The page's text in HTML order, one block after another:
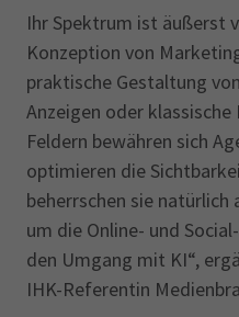
Ihr Spektrum ist äußerst
Konzeption von
praktische Gestaltung
Anzeigen oder
Feldern bewähren sich
optimieren die
beherrschen sie natürlich
um die Online- und
den Umgang mit KI“,
IHK-Referentin